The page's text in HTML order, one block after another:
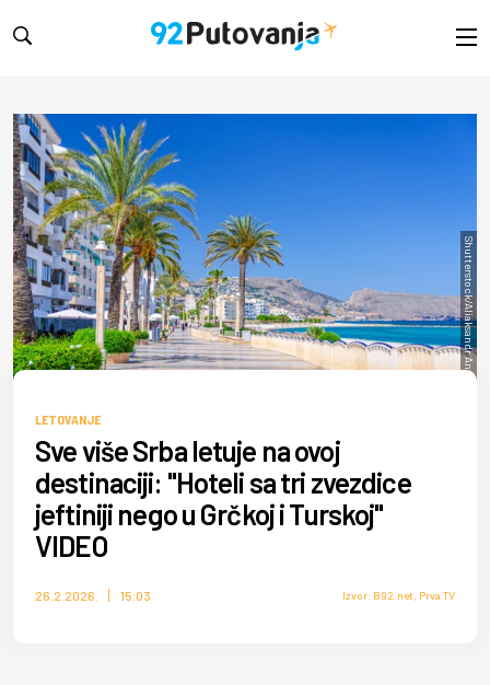
Shutterstock/Aliaksandr Antanovich
LETOVANJE
Sve više Srba letuje na ovoj
destinaciji: "Hoteli sa tri zvezdice
jeftiniji nego u Grčkoj i Turskoj"
VIDEO
26.2.2026. 15:03 Izvor: B92.net, Prva TV